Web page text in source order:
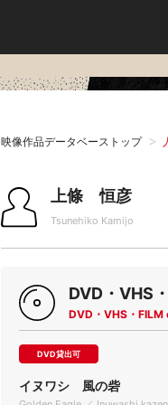
映像作品データベーストップ
上條 恒彦
Tsunehiko Kamijo
DVD・VHS
DVD・VHS・FILM
DVD貸出可
イヌワシ 風の砦